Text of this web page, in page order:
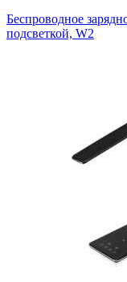
Беспроводное
подсветкой, W2